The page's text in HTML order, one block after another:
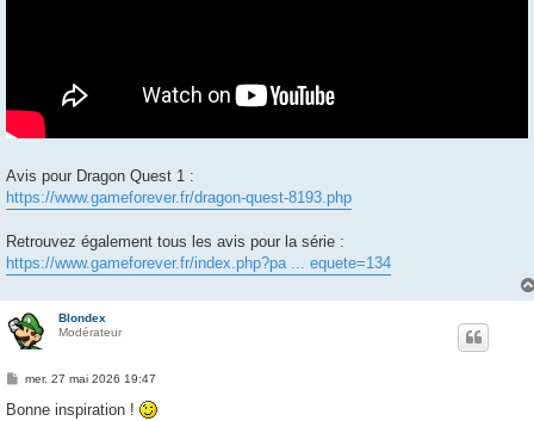
Avis pour Dragon Quest 1 :
https://www.gameforever.fr/dragon-quest-8193.php
Retrouvez également tous les avis pour la série :
https://www.gameforever.fr/index.php?pa ... equete=134
Blondex
Modérateur
M
s
mer. 27 mai 2026 19:47
Bonne inspiration !